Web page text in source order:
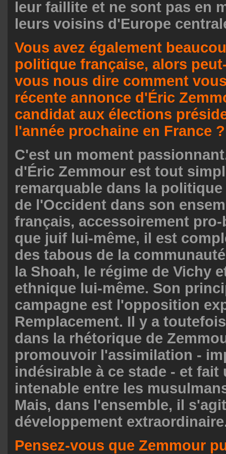
leur faillite et ne sont pas en
leurs voisins d'Europe
Vous avez également
politique française, alors
vous nous dire comment
récente annonce d'Éric
candidat aux élections
l'année prochaine en France ?
C'est un moment
d'Éric Zemmour est tout
remarquable dans la politique
de l'Occident dans son
français, accessoirement
que juif lui-même, il est
des tabous de la
la Shoah, le régime de Vichy
ethnique lui-même. Son
campagne est l'opposition
Remplacement. Il y a
dans la rhétorique de
promouvoir l'assimilation -
indésirable à ce stade - et
intenable entre les
Mais, dans l'ensemble, il
développement
Pensez-vous que Zemmour